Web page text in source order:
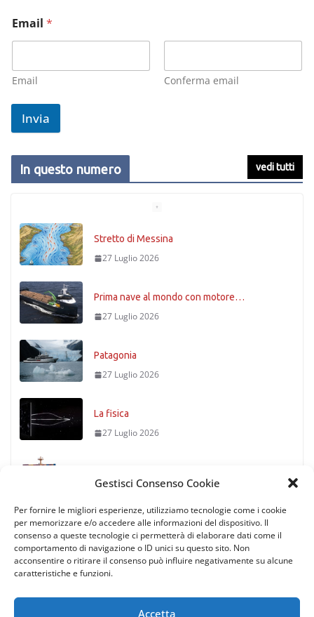
Gestisci Consenso Cookie
Per fornire le migliori esperienze, utilizziamo tecnologie come i cookie
per memorizzare e/o accedere alle informazioni del dispositivo. Il
consenso a queste tecnologie ci permetterà di elaborare dati come il
comportamento di navigazione o ID unici su questo sito. Non
acconsentire o ritirare il consenso può influire negativamente su alcune
caratteristiche e funzioni.
Accetta
Email *
Email Conferma email
Invia
In questo numero vedi tutti
Stretto di Messina
27 Luglio 2026
Prima nave al mondo con motore…
27 Luglio 2026
Patagonia
27 Luglio 2026
La fisica
27 Luglio 2026
27 Luglio 2026